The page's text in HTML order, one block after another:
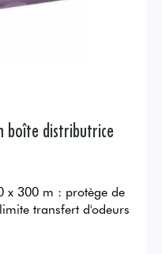
boîte distributrice
x 300 m : protège de
transfert d'odeurs